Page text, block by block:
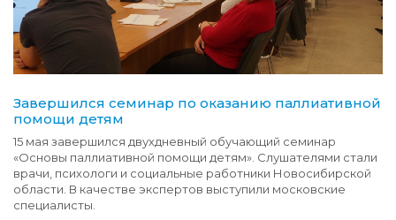
Завершился семинар по оказанию паллиативной
помощи детям
15 мая завершился двухдневный обучающий семинар
«Основы паллиативной помощи детям». Слушателями стали
врачи, психологи и социальные работники Новосибирской
области. В качестве экспертов выступили московские
специалисты.